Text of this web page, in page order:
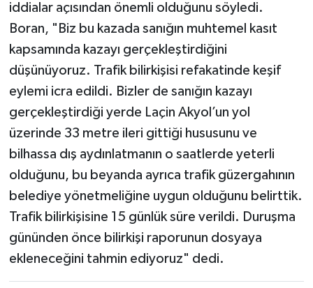
iddialar açısından önemli olduğunu söyledi.
Boran, "Biz bu kazada sanığın muhtemel kasıt
kapsamında kazayı gerçekleştirdiğini
düşünüyoruz. Trafik bilirkişisi refakatinde keşif
eylemi icra edildi. Bizler de sanığın kazayı
gerçekleştirdiği yerde Laçin Akyol’un yol
üzerinde 33 metre ileri gittiği hususunu ve
bilhassa dış aydınlatmanın o saatlerde yeterli
olduğunu, bu beyanda ayrıca trafik güzergahının
belediye yönetmeliğine uygun olduğunu belirttik.
Trafik bilirkişisine 15 günlük süre verildi. Duruşma
gününden önce bilirkişi raporunun dosyaya
ekleneceğini tahmin ediyoruz" dedi.